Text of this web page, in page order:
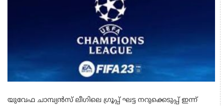
യുവേഫ ചാമ്പ്യൻസ് ലീഗിലെ ഗ്രൂപ്പ് ഘട്ട നറുക്കെടുപ്പ് ഇന്ന്